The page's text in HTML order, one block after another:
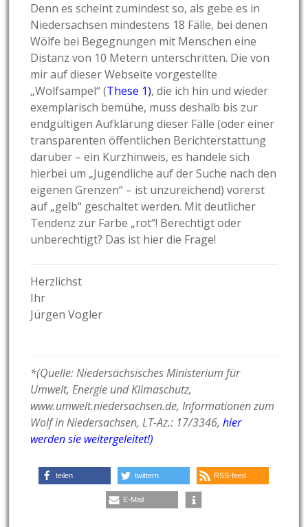
Denn es scheint zumindest so, als gebe es in
Niedersachsen mindestens 18 Fälle, bei denen
Wölfe bei Begegnungen mit Menschen eine
Distanz von 10 Metern unterschritten. Die von
mir auf dieser Webseite vorgestellte
„Wolfsampel“ (These 1), die ich hin und wieder
exemplarisch bemühe, muss deshalb bis zur
endgültigen Aufklärung dieser Fälle (oder einer
transparenten öffentlichen Berichterstattung
darüber – ein Kurzhinweis, es handele sich
hierbei um „Jugendliche auf der Suche nach den
eigenen Grenzen“ – ist unzureichend) vorerst
auf „gelb“ geschaltet werden. Mit deutlicher
Tendenz zur Farbe „rot“! Berechtigt oder
unberechtigt? Das ist hier die Frage!
Herzlichst
Ihr
Jürgen Vogler
*(Quelle: Niedersächsisches Ministerium für
Umwelt, Energie und Klimaschutz,
www.umwelt.niedersachsen.de, Informationen zum
Wolf in Niedersachsen, LT-Az.: 17/3346,hier
werden sie weitergeleitet!)
teilen twittern RSS-feed
E-Mail